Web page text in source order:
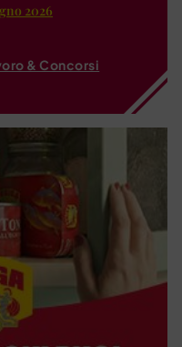
2026
& Concorsi